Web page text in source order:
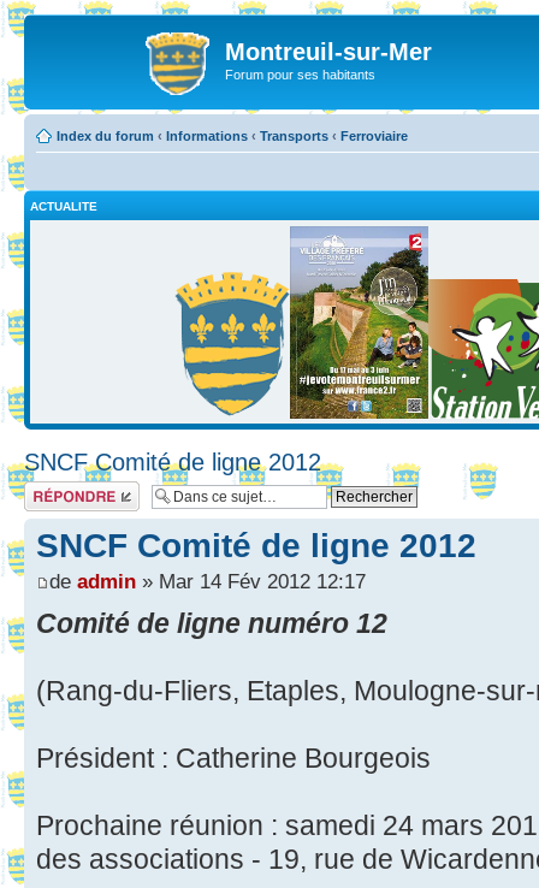
Montreuil-sur-Mer
Forum pour ses habitants
Index du forum ‹ Informations ‹ Transports ‹ Ferroviaire
ACTUALITE
SNCF Comité de ligne 2012
Répondre
SNCF Comité de ligne 2012
de admin » Mar 14 Fév 2012 12:17
Comité de ligne numéro 12
(Rang-du-Fliers, Etaples, Moulogne-
Président : Catherine Bourgeois
Prochaine réunion : samedi 24 mars
des associations - 19, rue de